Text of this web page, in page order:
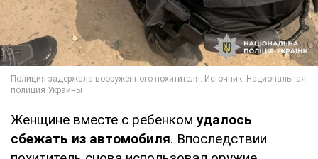
Женщине вместе с ребенком удалось
сбежать из автомобиля. Впоследствии